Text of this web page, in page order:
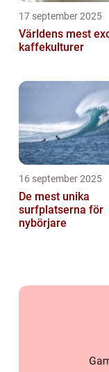
17 september 2025
Världens mest
kaffekulturer
16 september 2025
De mest unika
surfplatserna för
nybörjare